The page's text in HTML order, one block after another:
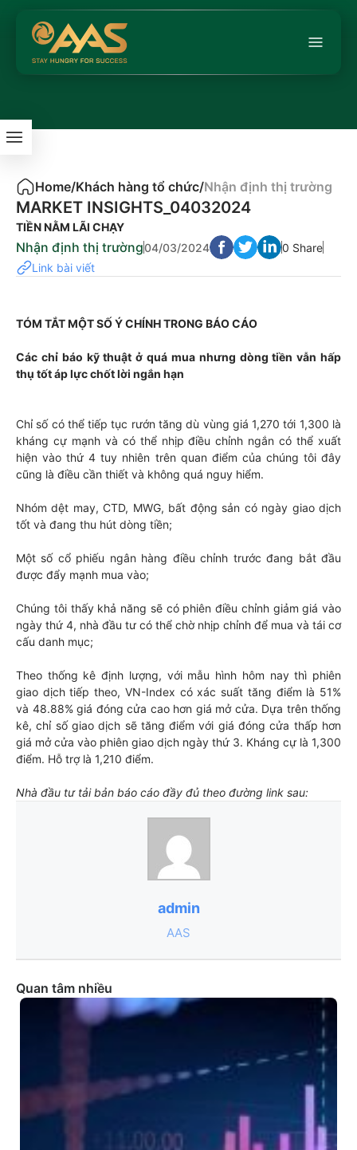
Home/Khách hàng tổ chức/Nhận định thị trường
MARKET INSIGHTS_04032024
TIỀN NẰM LÃI CHẠY
Nhận định thị trường04/03/2024
0 Share
Link bài viết
TÓM TẮT MỘT SỐ Ý CHÍNH TRONG BÁO CÁO
Các chỉ báo kỹ thuật ở quá mua nhưng dòng tiền vẫn hấp
thụ tốt áp lực chốt lời ngắn hạn
Chỉ số có thể tiếp tục rướn tăng dù vùng giá 1,270 tới 1,300 là
kháng cự mạnh và có thể nhịp điều chỉnh ngắn có thể xuất
hiện vào thứ 4 tuy nhiên trên quan điểm của chúng tôi đây
cũng là điều cần thiết và không quá nguy hiểm.
Nhóm dệt may, CTD, MWG, bất động sản có ngày giao dịch
tốt và đang thu hút dòng tiền;
Một số cổ phiếu ngân hàng điều chỉnh trước đang bắt đầu
được đẩy mạnh mua vào;
Chúng tôi thấy khả năng sẽ có phiên điều chỉnh giảm giá vào
ngày thứ 4, nhà đầu tư có thể chờ nhịp chỉnh để mua và tái cơ
cấu danh mục;
Theo thống kê định lượng, với mẫu hình hôm nay thì phiên
giao dịch tiếp theo, VN-Index có xác suất tăng điểm là 51%
và 48.88% giá đóng cửa cao hơn giá mở cửa. Dựa trên thống
kê, chỉ số giao dịch sẽ tăng điểm với giá đóng cửa thấp hơn
giá mở cửa vào phiên giao dịch ngày thứ 3. Kháng cự là 1,300
điểm. Hỗ trợ là 1,210 điểm.
Nhà đầu tư tải bản báo cáo đầy đủ theo đường link sau:
admin
AAS
Quan tâm nhiều